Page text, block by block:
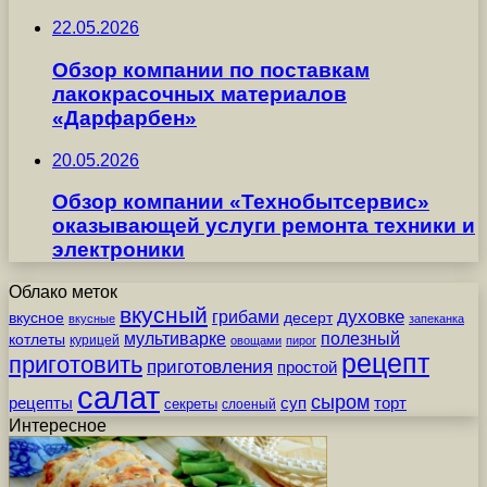
22.05.2026
Обзор компании по поставкам
лакокрасочных материалов
«Дарфарбен»
20.05.2026
Обзор компании «Технобытсервис»
оказывающей услуги ремонта техники и
электроники
Облако меток
вкусное вкусные вкусный грибами десерт духовке запеканка
котлеты курицей мультиварке овощами пирог полезный
приготовить приготовления простой рецепт
рецепты салат секреты слоеный суп сыром торт
Интересное